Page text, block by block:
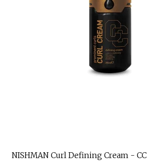
NISHMAN Curl Defining Cream - CC